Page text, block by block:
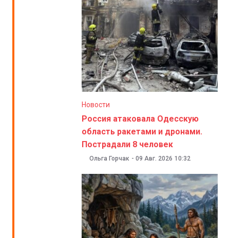
Новости
Россия атаковала Одесскую
область ракетами и дронами.
Пострадали 8 человек
Ольга Горчак - 09 Авг. 2026 10:32